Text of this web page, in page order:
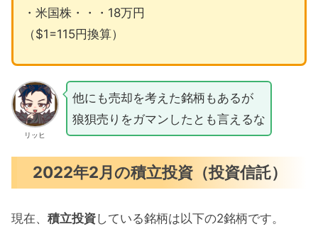
・米国株・・・18万円
（$1=115円換算）
リッヒ
他にも売却を考えた銘柄もあるが
狼狽売りをガマンしたとも言えるな
2022年2月の積立投資（投資信託）
現在、 積立投資している銘柄は以下の2銘柄です。